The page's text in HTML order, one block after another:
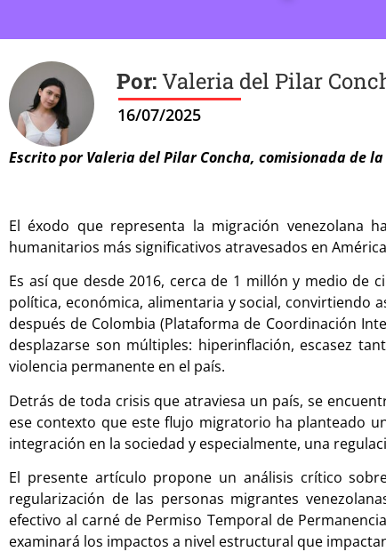
Valeria del Pilar
Escrito por Valeria del Pilar Concha, comisionada de
El éxodo que representa la migración venezolana
humanitarios más significativos atravesados en
Es así que desde 2016, cerca de 1 millón y medio de
política, económica, alimentaria y social, convirtiendo
después de Colombia (Plataforma de Coordinación
desplazarse son múltiples: hiperinflación, escasez
violencia permanente en el país.
Detrás de toda crisis que atraviesa un país, se
ese contexto que este flujo migratorio ha planteado
integración en la sociedad y especialmente, una
El presente artículo propone un análisis crítico
regularización de las personas migrantes
efectivo al carné de Permiso Temporal de
examinará los impactos a nivel estructural que
16/07/2025